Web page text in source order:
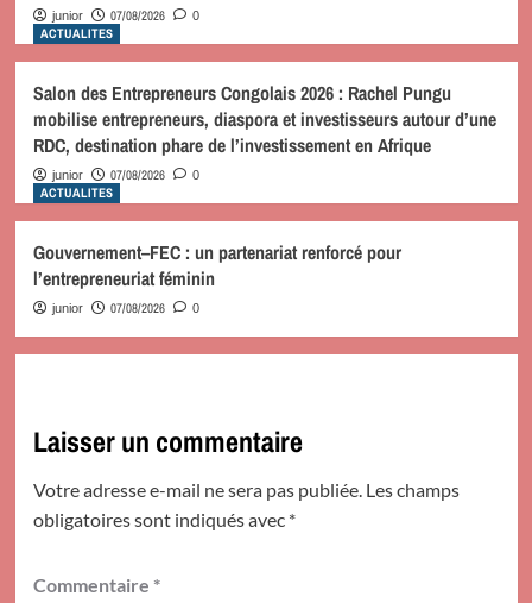
junior 07/08/2026 0
ACTUALITES
Salon des Entrepreneurs Congolais 2026 : Rachel Pungu
mobilise entrepreneurs, diaspora et investisseurs autour d’une
RDC, destination phare de l’investissement en Afrique
junior 07/08/2026 0
ACTUALITES
Gouvernement–FEC : un partenariat renforcé pour
l’entrepreneuriat féminin
junior 07/08/2026 0
Laisser un commentaire
Votre adresse e-mail ne sera pas publiée. Les champs
obligatoires sont indiqués avec *
Commentaire *